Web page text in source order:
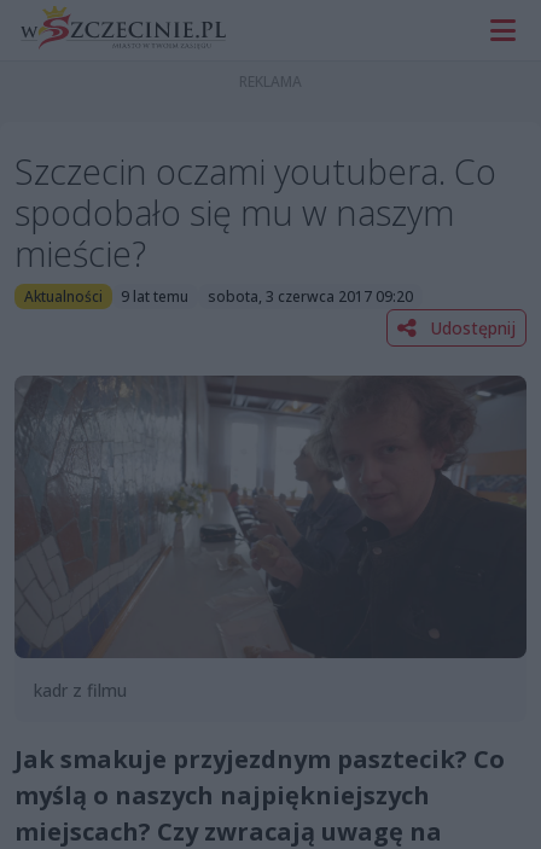
Szczecin oczami youtubera. Co
spodobało się mu w naszym
mieście?
Aktualności 9 lat temu sobota, 3 czerwca 2017 09:20
Udostępnij
kadr z filmu
Jak smakuje przyjezdnym pasztecik? Co
myślą o naszych najpiękniejszych
miejscach? Czy zwracają uwagę na